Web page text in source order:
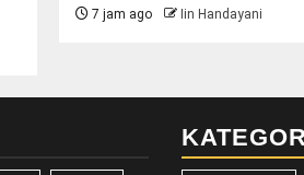
7 jam ago Iin Handayani